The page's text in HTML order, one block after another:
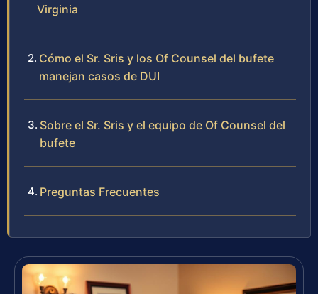
Virginia
Cómo el Sr. Sris y los Of Counsel del bufete
manejan casos de DUI
Sobre el Sr. Sris y el equipo de Of Counsel del
bufete
Preguntas Frecuentes